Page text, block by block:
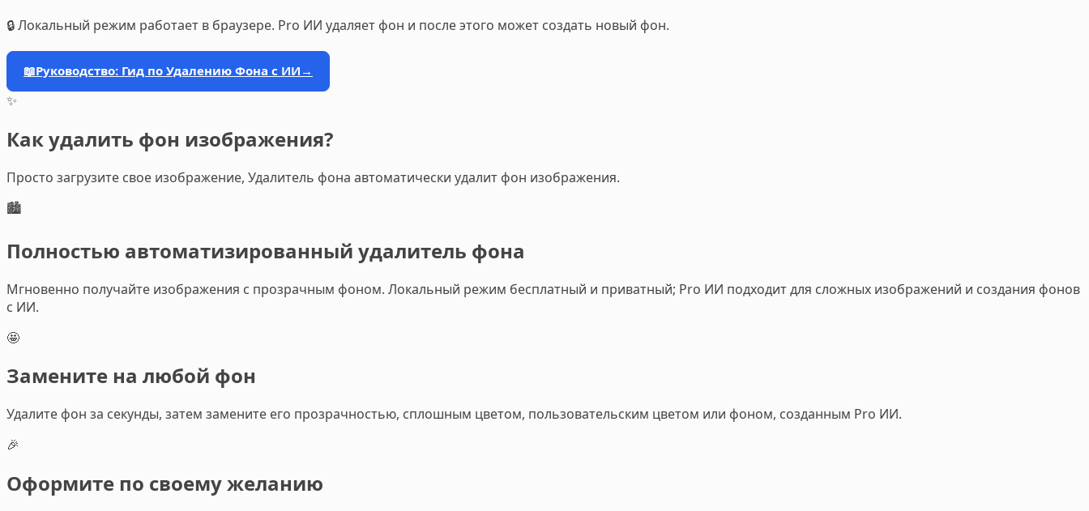
🔒 Локальный режим работает в браузере. Pro ИИ удаляет фон и после этого может создать новый фон.
📖Руководство: Гид по Удалению Фона с ИИ →
✨
Как удалить фон изображения?
Просто загрузите свое изображение, Удалитель фона автоматически удалит фон изображения.
🏙️
Полностью автоматизированный удалитель фона
Мгновенно получайте изображения с прозрачным фоном. Локальный режим бесплатный и приватный; Pro ИИ подходит для сложных изображений и создания фонов
с ИИ.
🤩
Замените на любой фон
Удалите фон за секунды, затем замените его прозрачностью, сплошным цветом, пользовательским цветом или фоном, созданным Pro ИИ.
🎉
Оформите по своему желанию